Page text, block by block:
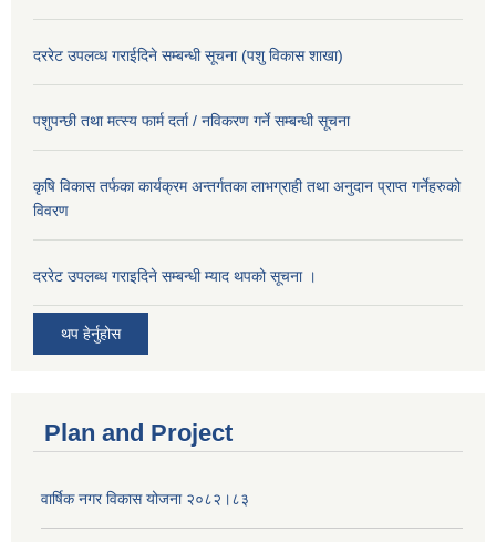
दररेट उपलव्ध गराईदिने सम्बन्धी सूचना (पशु विकास शाखा)
पशुपन्छी तथा मत्स्य फार्म दर्ता / नविकरण गर्ने सम्बन्धी सूचना
कृषि विकास तर्फका कार्यक्रम अन्तर्गतका लाभग्राही तथा अनुदान प्राप्त गर्नेहरुको
विवरण
दररेट उपलब्ध गराइदिने सम्बन्धी म्याद थपको सूचना ।
थप हेर्नुहोस
Plan and Project
वार्षिक नगर विकास योजना २०८२।८३